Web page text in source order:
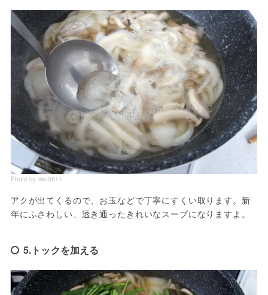
Photo by ako0811
アクが出てくるので、お玉などで丁寧にすくい取ります。新
年にふさわしい、透き通ったきれいなスープになりますよ。
5.トックを加える